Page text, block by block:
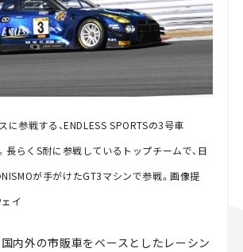
に参戦する、ENDLESS SPORTSの3号車
。長らくS耐に参戦しているトップチームで、日
NISMOが手がけたGT3マシンで参戦。画像提
イ
内外の市販車をベースとしたレーシン